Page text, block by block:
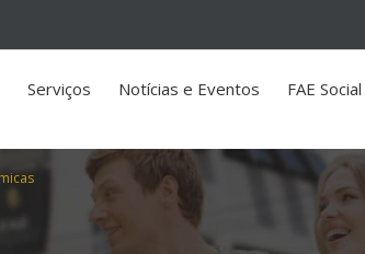
Serviços Notícias e Eventos FAE Social